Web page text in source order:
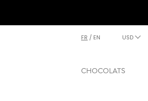
FR / EN USD
CHOCOLATS